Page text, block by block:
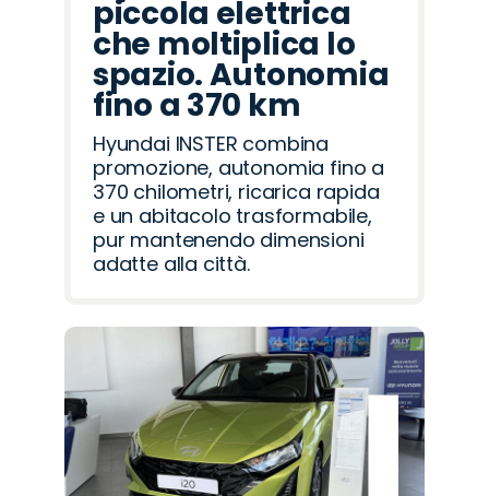
piccola elettrica
che moltiplica lo
spazio. Autonomia
fino a 370 km
Hyundai INSTER combina
promozione, autonomia fino a
370 chilometri, ricarica rapida
e un abitacolo trasformabile,
pur mantenendo dimensioni
adatte alla città.